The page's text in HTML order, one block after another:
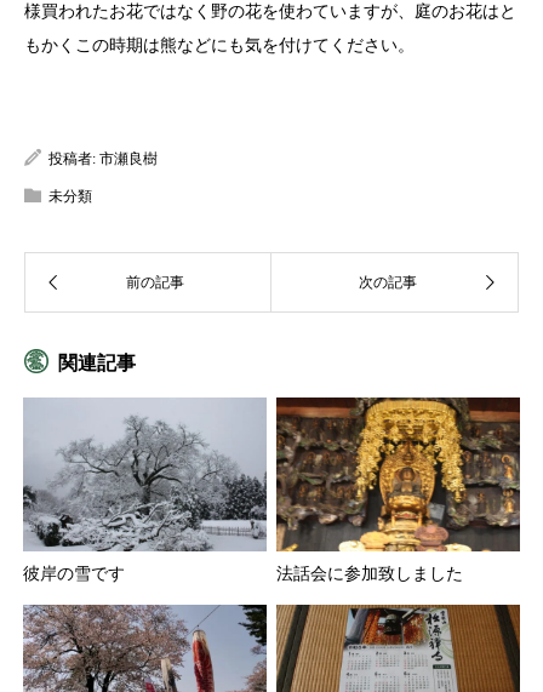
様買われたお花ではなく野の花を使わていますが、庭のお花はと
もかくこの時期は熊などにも気を付けてください。
投稿者: 市瀬良樹
未分類
関連記事
彼岸の雪です 法話会に参加致しました